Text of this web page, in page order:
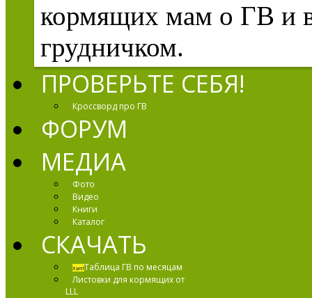
кормящих мам о ГВ и
грудничком.
ПРОВЕРЬТЕ СЕБЯ!
Кроссворд про ГВ
ФОРУМ
МЕДИА
Фото
Видео
Книги
Каталог
СКАЧАТЬ
Хит!Таблица ГВ по месяцам
Листовки для кормящих от
LLL